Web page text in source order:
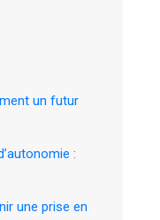
un futur
:
une prise en